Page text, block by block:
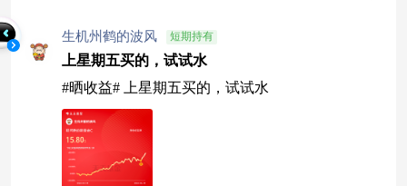
生机州鹤的波风 短期持有
上星期五买的，试试水
#晒收益# 上星期五买的，试试水